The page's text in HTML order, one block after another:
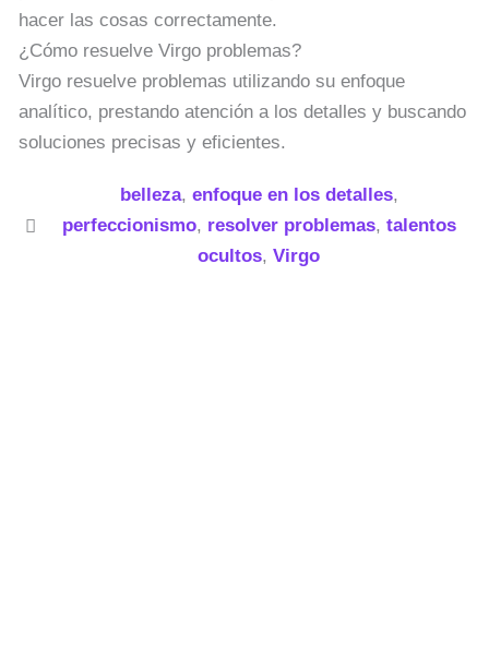
hacer las cosas correctamente.
¿Cómo resuelve Virgo problemas?
Virgo resuelve problemas utilizando su enfoque
analítico, prestando atención a los detalles y buscando
soluciones precisas y eficientes.
belleza, enfoque en los detalles,
perfeccionismo, resolver problemas, talentos
ocultos,Virgo